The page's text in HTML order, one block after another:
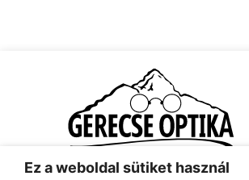
Ez a weboldal sütiket használ